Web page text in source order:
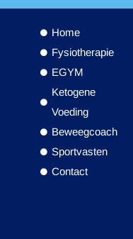
Home
Fysiotherapie
EGYM
Ketogene
Voeding
Beweegcoach
Sportvasten
Contact